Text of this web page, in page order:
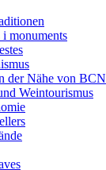
i monuments
der Nähe von BCN
Weintourismus